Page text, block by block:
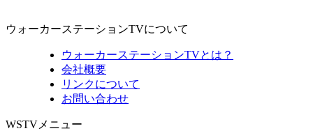
ウォーカーステーションTVについて
ウォーカーステーションTVとは？
会社概要
リンクについて
お問い合わせ
WSTVメニュー